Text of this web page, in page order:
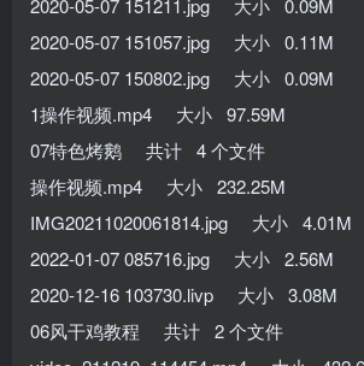
2020-05-07 151211.jpg 大小 0.09M
2020-05-07 151057.jpg 大小 0.11M
2020-05-07 150802.jpg 大小 0.09M
1操作视频.mp4 大小 97.59M
07特色烤鹅 共计 4 个文件
操作视频.mp4 大小 232.25M
IMG20211020061814.jpg 大小 4.01M
2022-01-07 085716.jpg 大小 2.56M
2020-12-16 103730.livp 大小 3.08M
06风干鸡教程 共计 2 个文件